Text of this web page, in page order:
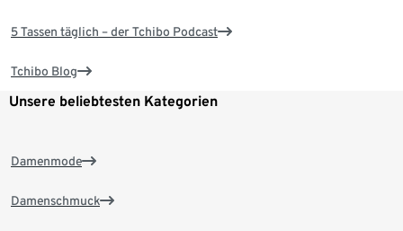
5 Tassen täglich – der Tchibo Podcast
Tchibo Blog
Unsere beliebtesten Kategorien
Damenmode
Damenschmuck